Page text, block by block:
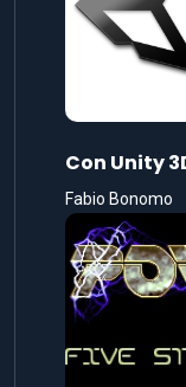
Con Unity
Fabio Bonomo